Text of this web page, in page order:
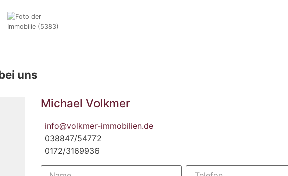
uns
Michael Volkmer
info@volkmer-immobilien.de
038847/54772
0172/3169936